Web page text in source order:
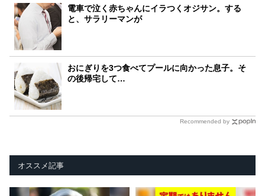
電車で泣く赤ちゃんにイラつくオジサン。する
と、サラリーマンが
おにぎりを3つ食べてプールに向かった息子。そ
の後帰宅して…
Recommended by
オススメ記事